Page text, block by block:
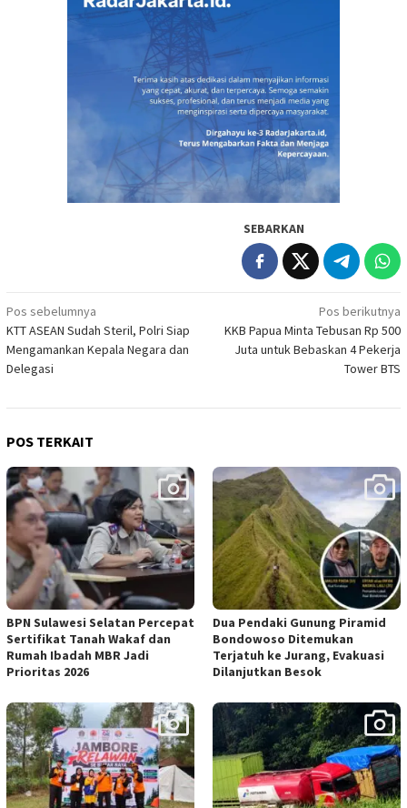
SEBARKAN
Navigasi
pos
Pos sebelumnya
KTT ASEAN Sudah Steril, Polri Siap
Mengamankan Kepala Negara dan
Delegasi
Pos berikutnya
KKB Papua Minta Tebusan Rp 500
Juta untuk Bebaskan 4 Pekerja
Tower BTS
POS TERKAIT
BPN Sulawesi Selatan Percepat
Sertifikat Tanah Wakaf dan
Rumah Ibadah MBR Jadi
Prioritas 2026
Dua Pendaki Gunung Piramid
Bondowoso Ditemukan
Terjatuh ke Jurang, Evakuasi
Dilanjutkan Besok